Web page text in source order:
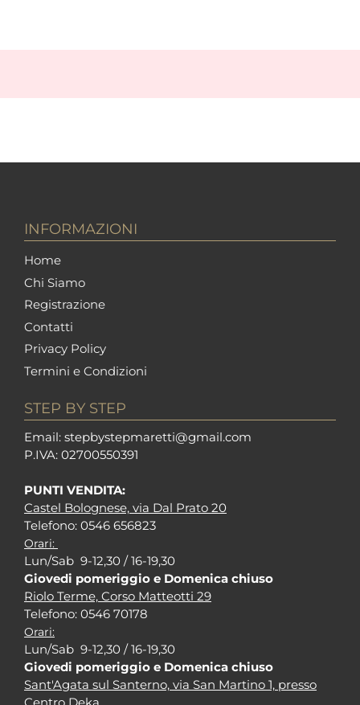
INFORMAZIONI
Home
Chi Siamo
Registrazione
Contatti
Privacy Policy
Termini e Condizioni
STEP BY STEP
Email: stepbystepmaretti@gmail.com
P.IVA: 02700550391
PUNTI VENDITA:
Castel Bolognese, via Dal Prato 20
Telefono: 0546 656823
Orari:
Lun/Sab 9-12,30 / 16-19,30
Giovedi pomeriggio e Domenica chiuso
Riolo Terme, Corso Matteotti 29
Telefono: 0546 70178
Orari:
Lun/Sab 9-12,30 / 16-19,30
Giovedi pomeriggio e Domenica chiuso
Sant'Agata sul Santerno, via San Martino 1, presso